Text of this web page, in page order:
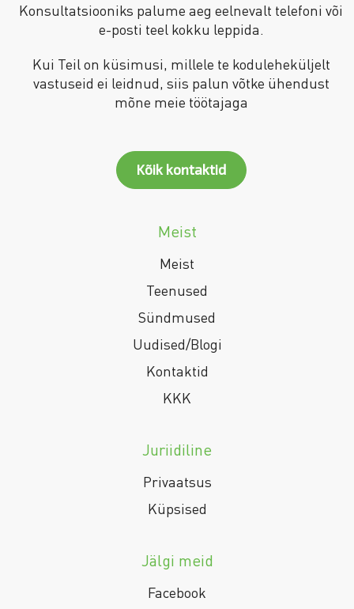
Konsultatsiooniks palume aeg eelnevalt telefoni või
e-posti teel kokku leppida.
Kui Teil on küsimusi, millele te koduleheküljelt
vastuseid ei leidnud, siis palun võtke ühendust
mõne meie töötajaga
Kõik kontaktid
Meist
Meist
Teenused
Sündmused
Uudised/Blogi
Kontaktid
KKK
Juriidiline
Privaatsus
Küpsised
Jälgi meid
Facebook